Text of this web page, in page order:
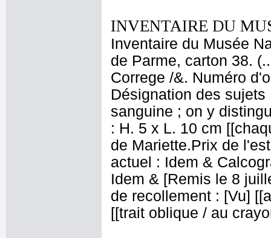
INVENTAIRE DU
Inventaire du Musée
de Parme, carton 38.
Correge /&. Numéro
Désignation des
sanguine ; on y
: H. 5 x L. 10 cm
de Mariette.Prix de
actuel : Idem &
Idem & [Remis le 8
de recollement : [Vu]
[[trait oblique / au